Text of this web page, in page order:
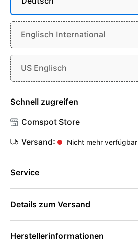
Englisch International
US Englisch
Schnell zugreifen
Comspot Store
Versand: Nicht mehr verfügbar
Service
Details zum Versand
Herstellerinformationen